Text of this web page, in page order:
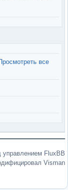
все
управлением FluxBB
Visman